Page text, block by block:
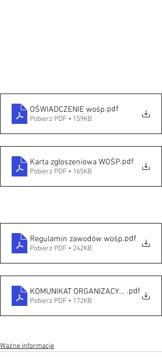
OŚWIADCZENIE wośp.pdf
Pobierz PDF • 159KB
Karta zgłoszeniowa WOŚP.pdf
Pobierz PDF • 165KB
Regulamin zawodów wośp.pdf
Pobierz PDF • 242KB
KOMUNIKAT ORGANIZACYJNY wośp
.pdf
Pobierz PDF • 172KB
Ważne informacje